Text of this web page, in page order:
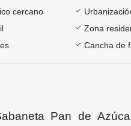
cercano
Zona
Cancha de
Pan de